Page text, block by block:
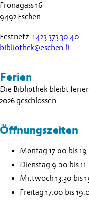
Fronagass 16
9492 Eschen
Festnetz +423 373 30 40
bibliothek@eschen.li
Ferien
Die Bibliothek bleibt
2026 geschlossen.
Öffnungszeiten
Montag 17.00 bis
Dienstag 9.00 bis
Mittwoch 13.30 bis
Freitag 17.00 bis